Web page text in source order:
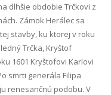
dlhšie obdobie Trčkovi z
Zámok Herálec sa
stavby, ku ktorej v roku
Trčka, Kryštof
1601 Kryštofovi Karlovi
smrti generála Filipa
renesančnú podobu. V